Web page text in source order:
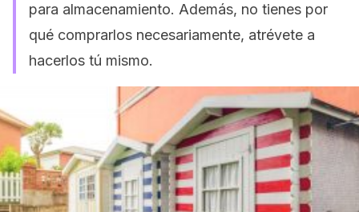
para almacenamiento. Además, no tienes por
qué comprarlos necesariamente, atrévete a
hacerlos tú mismo.